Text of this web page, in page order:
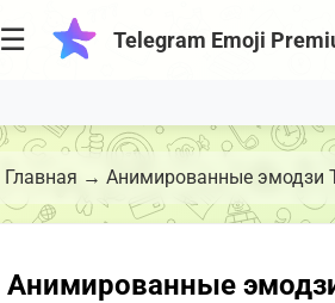
☰ Telegram Emoji
Главная → Анимированные эмодзи
Анимированные